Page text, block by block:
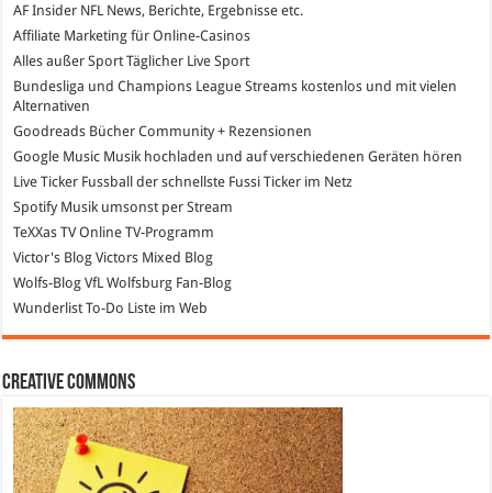
AF Insider NFL News, Berichte, Ergebnisse etc.
Affiliate Marketing für Online-Casinos
Alles außer SportTäglicher Live Sport
Bundesliga und Champions League Streams kostenlos und mit vielen
Alternativen
Goodreads Bücher Community + Rezensionen
Google Music Musik hochladen und auf verschiedenen Geräten hören
Live Ticker Fussball
der schnellste Fussi Ticker im Netz
SpotifyMusik umsonst per Stream
TeXXas TVOnline TV-Programm
Victor's Blog Victors Mixed Blog
Wolfs-Blog VfL Wolfsburg Fan-Blog
WunderlistTo-Do Liste im Web
Creative Commons